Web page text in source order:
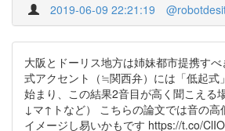
2019-06-09 22:21:19
大阪とドーリス地方は姉妹都市提携す
式アクセント（≒関西弁）には「低起式
始まり、この結果2音目が高く聞こえる
↓マ↑トなど） こちらの論文では音の高
イメージし易いかもです https://t.co/